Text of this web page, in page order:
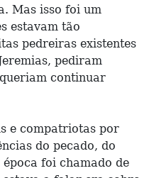
Mas isso foi um
estavam tão
pedreiras existentes
pediram
continuar
e compatriotas por
do pecado, do
foi chamado de